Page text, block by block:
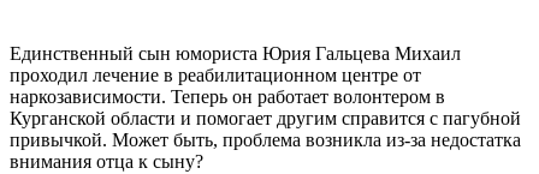
Единственный сын юмориста Юрия Гальцева Михаил
проходил лечение в реабилитационном центре от
наркозависимости. Теперь он работает волонтером в
Курганской области и помогает другим справится с пагубной
привычкой. Может быть, проблема возникла из-за недостатка
внимания отца к сыну?